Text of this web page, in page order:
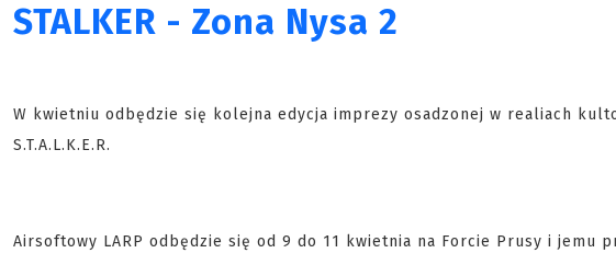
STALKER - Zona Nysa 2
W kwietniu odbędzie się kolejna edycja imprezy osadzonej w realiach
S.T.A.L.K.E.R.
Airsoftowy LARP odbędzie się od 9 do 11 kwietnia na Forcie Prusy i jemu